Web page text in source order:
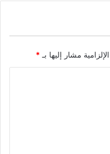
مشار إليها بـ*